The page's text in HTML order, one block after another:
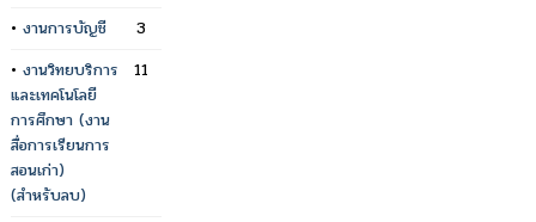
• งานการบัญชี
3
• งานวิทยบริการ
และเทคโนโลยี
การศึกษา (งาน
สื่อการเรียนการ
สอนเก่า)
(สำหรับลบ)
11